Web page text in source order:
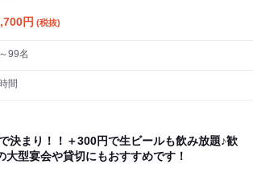
円 (税抜)
99名
間
決まり！！＋300円で生ビールも飲み放題♪歓
大型宴会や貸切にもおすすめです！